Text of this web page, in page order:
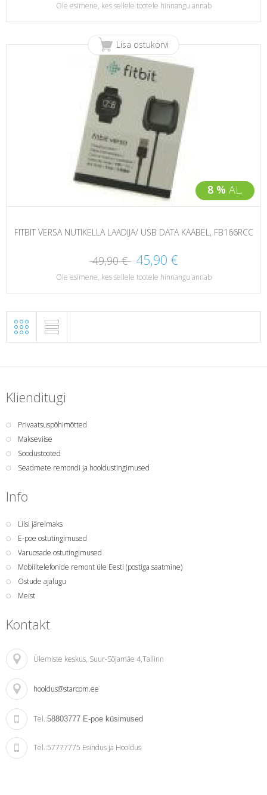
Ole esimene, kes sellele tootele hinnangu annab
8 % AL.
Lisa ostukorvi
FITBIT VERSA NUTIKELLA LAADIJA/ USB DATA KAABEL, FB166RCC
49,90 € 45,90 €
Ole esimene, kes sellele tootele hinnangu annab
Klienditugi
Privaatsuspõhimõtted
Makseviise
Soodustooted
Seadmete remondi ja hooldustingimused
Info
Liisi järelmaks
E-poe ostutingimused
Varuosade ostutingimused
Mobiiltelefonide remont üle Eesti (postiga saatmine)
Ostude ajalugu
Meist
Kontakt
Ülemiste keskus, Suur-Sõjamäe 4,Tallinn
hooldus@starcom.ee
Tel.:58803777 E-poe küsimused
Tel.:57777775 Esindus ja Hooldus